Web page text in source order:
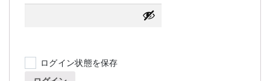
須
ログイン状態を保存